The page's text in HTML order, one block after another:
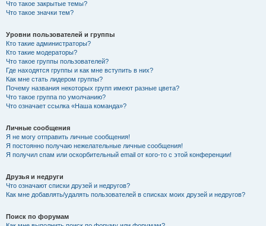
Что такое закрытые темы?
Что такое значки тем?
Уровни пользователей и группы
Кто такие администраторы?
Кто такие модераторы?
Что такое группы пользователей?
Где находятся группы и как мне вступить в них?
Как мне стать лидером группы?
Почему названия некоторых групп имеют разные цвета?
Что такое группа по умолчанию?
Что означает ссылка «Наша команда»?
Личные сообщения
Я не могу отправить личные сообщения!
Я постоянно получаю нежелательные личные сообщения!
Я получил спам или оскорбительный email от кого-то с этой конференции!
Друзья и недруги
Что означают списки друзей и недругов?
Как мне добавлять/удалять пользователей в списках моих друзей и недругов?
Поиск по форумам